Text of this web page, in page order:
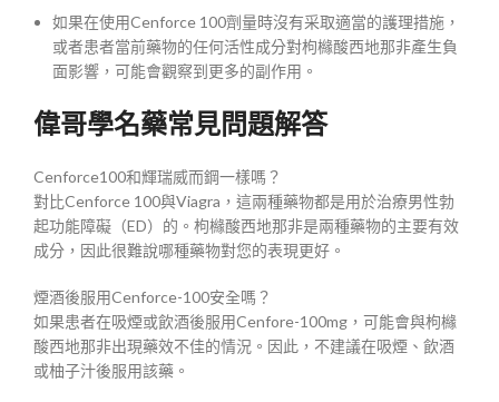
如果在使用Cenforce 100劑量時沒有采取適當的護理措施，
或者患者當前藥物的任何活性成分對枸櫞酸西地那非產生負
面影響，可能會觀察到更多的副作用。
偉哥學名藥常見問題解答
Cenforce100和輝瑞威而鋼一樣嗎？
對比Cenforce 100與Viagra，這兩種藥物都是用於治療男性勃
起功能障礙（ED）的。枸櫞酸西地那非是兩種藥物的主要有效
成分，因此很難說哪種藥物對您的表現更好。
煙酒後服用Cenforce-100安全嗎？
如果患者在吸煙或飲酒後服用Cenfore-100mg，可能會與枸櫞
酸西地那非出現藥效不佳的情況。因此，不建議在吸煙、飲酒
或柚子汁後服用該藥。